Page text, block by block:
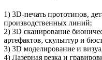
1) 3D-печать прототипов,
производственных линий;
2) 3D сканирование
артефактов, скульптур и
3) 3D моделирование и
4) Лазерная резка и